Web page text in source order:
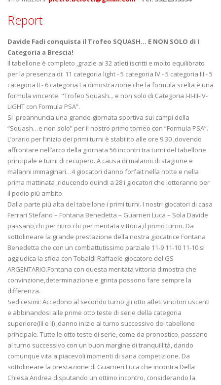
Report
Davide Fadi conquista il Trofeo SQUASH... E NON SOLO di I
Categoria a Brescia!
Il tabellone è completo ,grazie ai 32 atleti iscritti e molto equilibrato
per la presenza di: 11 categoria light - 5 categoria IV - 5 categoria III - 5
categoria II - 6 categoria I a dimostrazione che la formula scelta è una
formula vincente. "Trofeo Squash... e non solo di Categoria I-II-III-IV-
LIGHT con Formula PSA”.
Si preannuncia una grande giornata sportiva sui campi della
“Squash…e non solo” per il nostro primo torneo con “Formula PSA”.
L’orario per l’inizio dei primi turni è stabilito alle ore 9:30 ,dovendo
affrontare nell’arco della giornata 56 incontri tra turni del tabellone
principale e turni di recupero. A causa di malanni di stagione e
malanni immaginari…4 giocatori danno forfait nella notte e nella
prima mattinata ,riducendo quindi a 28 i giocatori che lotteranno per
il podio più ambito.
Dalla parte più alta del tabellone i primi turni. I nostri giocatori di casa
Ferrari Stefano – Fontana Benedetta – Guarneri Luca – Sola Davide
passano,chi per ritiro chi per meritata vittoria,il primo turno. Da
sottolineare la grande prestazione della nostra giocatrice Fontana
Benedetta che con un combattutissimo parziale 11-9 11-10 11-10 si
aggiudica la sfida con Tobaldi Raffaele giocatore del GS
ARGENTARIO.Fontana con questa meritata vittoria dimostra che
convinzione,determinazione e grinta possono fare sempre la
differenza.
Sedicesimi: Accedono al secondo turno gli otto atleti vincitori uscenti
e abbinandosi alle prime otto teste di serie della categoria
superiore(III e II) ,danno inizio al turno successivo del tabellone
principale. Tutte le otto teste di serie, come da pronostico, passano
al turno successivo con un buon margine di tranquillità, dando
comunque vita a piacevoli momenti di sana competizione. Da
sottolineare la prestazione di Guarneri Luca che incontra Della
Chiesa Andrea disputando un ottimo incontro, considerando la